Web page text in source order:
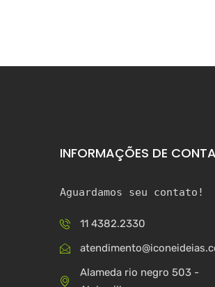
INFORMAÇÕES DE
Aguardamos seu contato!
11 4382.2330
Alameda rio negro 503 -